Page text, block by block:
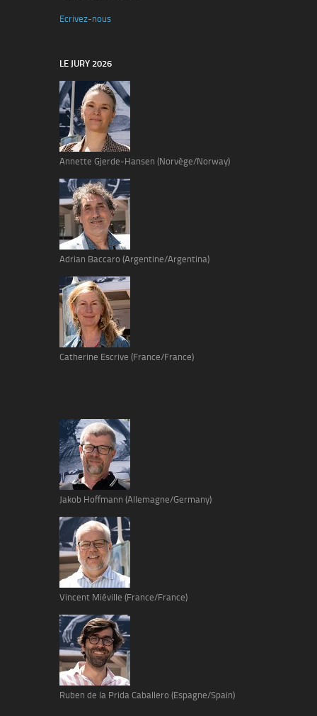
Ecrivez-nous
LE JURY 2026
Annette Gjerde-Hansen (Norvège/Norway)
Adrian Baccaro (Argentine/Argentina)
Catherine Escrive (France/France)
Jakob Hoffmann (Allemagne/Germany)
Vincent Miéville (France/France)
Ruben de la Prida Caballero (Espagne/Spain)